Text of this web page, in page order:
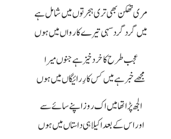
مری تھکن بھی تری ہجرتوں میں شامل ہے
میں گرد گرد سہی تیرے کارواں میں ہوں
عجب طرح کا خرد خیز ہے جنوں میرا
مجھے خبر ہے میں کس کارِ رائیگاں میں ہوں
الجھ پڑا تھا میں اک روز اپنے سائے سے
اور اس کے بعد اکیلا ہی داستاں میں ہوں